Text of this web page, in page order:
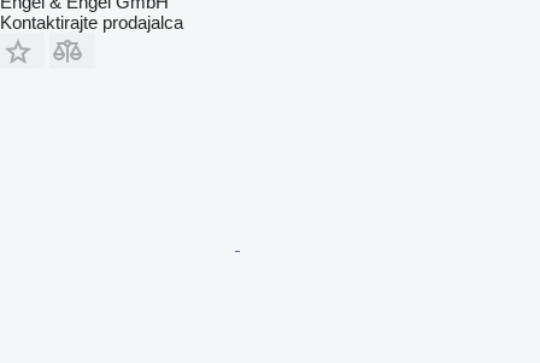
Kontaktirajte prodajalca